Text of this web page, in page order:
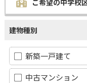
建物種別
新築一戸建て
中古マンション